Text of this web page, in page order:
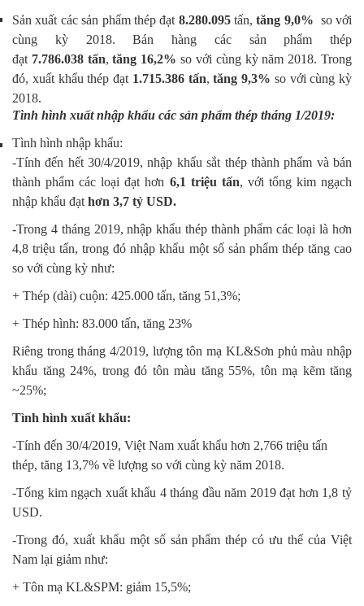
Sản xuất các sản phẩm thép đạt 8.280.095tấn,tăng 9,0% so với
cùng kỳ 2018. Bán hàng các sản phẩm thép
đạt 7.786.038tấn,tăng 16,2%so với cùng kỳ năm 2018. Trong
đó, xuất khẩu thép đạt 1.715.386 tấn,tăng 9,3% so với cùng kỳ
2018.
Tình hình xuất nhập khẩu các sản phẩm thép tháng 1/2019:
Tình hình nhập khẩu:
-Tính đến hết 30/4/2019, nhập khẩu sắt thép thành phẩm và bán
thành phẩm các loại đạt hơn 6,1 triệu tấn, với tổng kim ngạch
nhập khẩu đạt hơn 3,7 tỷ USD.
-Trong 4 tháng 2019, nhập khẩu thép thành phẩm các loại là hơn
4,8 triệu tấn, trong đó nhập khẩu một số sản phẩm thép tăng cao
so với cùng kỳ như:
+ Thép (dài) cuộn: 425.000 tấn, tăng 51,3%;
+ Thép hình: 83.000 tấn, tăng 23%
Riêng trong tháng 4/2019, lượng tôn mạ KL&Sơn phủ màu nhập
khẩu tăng 24%, trong đó tôn màu tăng 55%, tôn mạ kẽm tăng
~25%;
Tình hình xuất khẩu:
-Tính đến 30/4/2019, Việt Nam xuất khẩu hơn 2,766 triệu tấn
thép, tăng 13,7% về lượng so với cùng kỳ năm 2018.
-Tổng kim ngạch xuất khẩu 4 tháng đầu năm 2019 đạt hơn 1,8 tỷ
USD.
-Trong đó, xuất khẩu một số sản phẩm thép có ưu thế của Việt
Nam lại giảm như:
+ Tôn mạ KL&SPM: giảm 15,5%;